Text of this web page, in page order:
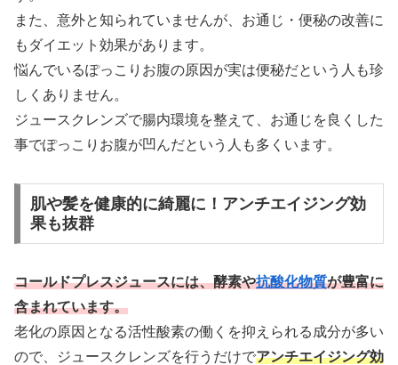
また、意外と知られていませんが、お通じ・便秘の改善に
もダイエット効果があります。
悩んでいるぽっこりお腹の原因が実は便秘だという人も珍
しくありません。
ジュースクレンズで腸内環境を整えて、お通じを良くした
事でぽっこりお腹が凹んだという人も多くいます。
肌や髪を健康的に綺麗に！アンチエイジング効
果も抜群
コールドプレスジュースには、酵素や抗酸化物質が豊富に
含まれています。
老化の原因となる活性酸素の働くを抑えられる成分が多い
ので、ジュースクレンズを行うだけでアンチエイジング効